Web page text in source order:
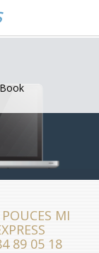
MI
89 05 18